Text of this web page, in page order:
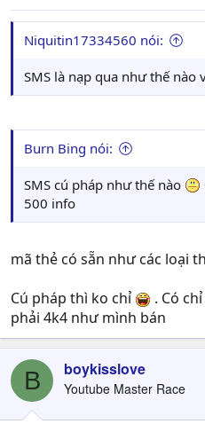
Niquitin17334560 nói:
SMS là nạp qua như thế nào
Burn Bing nói:
SMS cú pháp như thế nào
500 info
mã thẻ có sẵn như các loại
Cú pháp thì ko chỉ
. Có
phải 4k4 như mình bán
B boykisslove
Youtube Master Race